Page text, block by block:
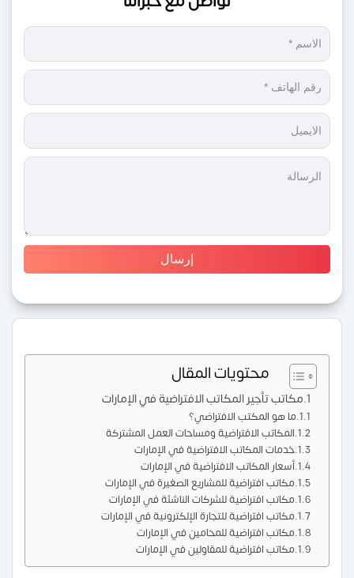
محتويات المقال
مكاتب تأجير المكاتب الافتراضية في الإمارات
ما هو المكتب الافتراضي؟
المكاتب الافتراضية ومساحات العمل المشتركة
خدمات المكاتب الافتراضية في الإمارات
أسعار المكاتب الافتراضية في الإمارات
مكاتب افتراضية للمشاريع الصغيرة في الإمارات
مكاتب افتراضية للشركات الناشئة في الإمارات
مكاتب افتراضية للتجارة الإلكترونية في الإمارات
مكاتب افتراضية للمحامين في الإمارات
مكاتب افتراضية للمقاولين في الإمارات